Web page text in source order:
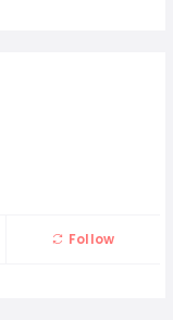
Follow